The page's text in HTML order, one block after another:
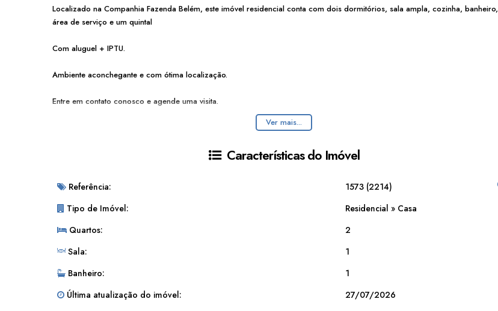
Localizado na Companhia Fazenda Belém, este imóvel residencial conta com dois dormitórios, sala ampla, cozinha, banheiro,
área de serviço e um quintal
Com aluguel + IPTU.
Ambiente aconchegante e com ótima localização.
Entre em contato conosco e agende uma visita.
Ver mais...
Características do Imóvel
Referência: 1573 (2214)
Tipo de Imóvel:
Residencial » Casa
Quartos:
2
Sala:
1
Banheiro:
1
Última atualização do imóvel:
27/07/2026